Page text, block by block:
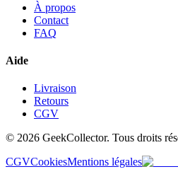
À propos
Contact
FAQ
Aide
Livraison
Retours
CGV
© 2026 GeekCollector. Tous droits
CGVCookiesMentions légales